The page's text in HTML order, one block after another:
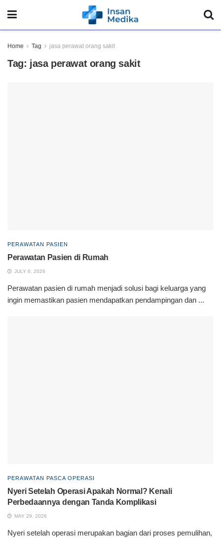
Home Tag jasa perawat orang sakit
Tag: jasa perawat orang sakit
PERAWATAN PASIEN
Perawatan Pasien di Rumah
JULY 6, 2026
Perawatan pasien di rumah menjadi solusi bagi keluarga yang
ingin memastikan pasien mendapatkan pendampingan dan ...
PERAWATAN PASCA OPERASI
Nyeri Setelah Operasi Apakah Normal? Kenali
Perbedaannya dengan Tanda Komplikasi
MAY 29, 2026
Nyeri setelah operasi merupakan bagian dari proses pemulihan,